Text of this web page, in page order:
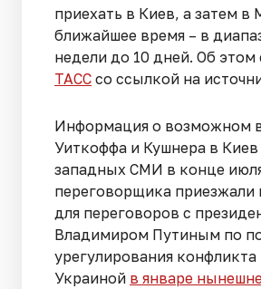
приехать в Киев, а затем в
ближайшее время – в
недели до 10 дней. Об
ТАСС со ссылкой на
Информация о возможном
Уиткоффа и Кушнера в Киев
западных СМИ в конце
переговорщика приезжали
для переговоров с
Владимиром Путиным по
урегулирования
Украиной в январе